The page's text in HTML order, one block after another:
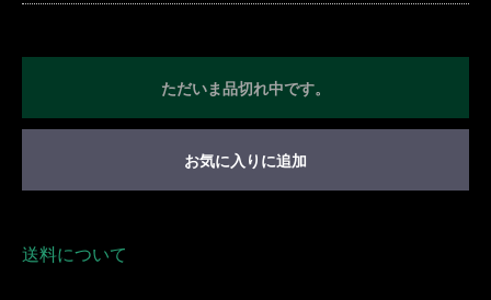
ただいま品切れ中です。
お気に入りに追加
送料について